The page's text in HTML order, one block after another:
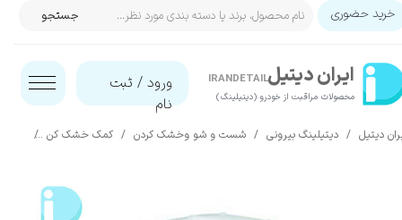
ایران‌ دیتیل
محصولات مراقبت از خودرو (دیتیلینگ)​​​​​​​
IRANDETAIL ورود / ثبت
نام
حساب کاربری من
تغییر گذر واژه
جستجو خرید حضوری
دیتیل دیتیلینگ بیرونی شست و شو وخشک کردن کمک خشک کن